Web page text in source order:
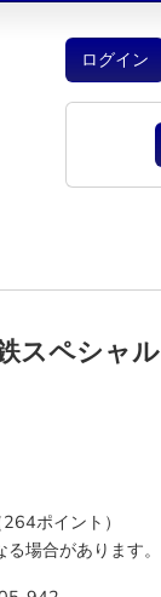
ログイン
スペシャル
ポイント）
場合があります。